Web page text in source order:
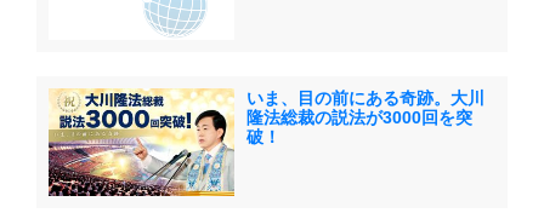
いま、目の前にある奇跡。大川
隆法総裁の説法が3000回を突
破！